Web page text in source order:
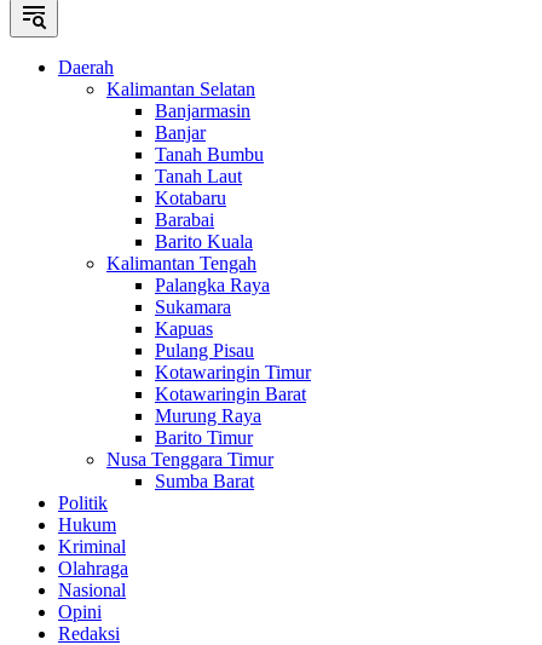
Daerah
Kalimantan Selatan
Banjarmasin
Banjar
Tanah Bumbu
Tanah Laut
Kotabaru
Barabai
Barito Kuala
Kalimantan Tengah
Palangka Raya
Sukamara
Kapuas
Pulang Pisau
Kotawaringin Timur
Kotawaringin Barat
Murung Raya
Barito Timur
Nusa Tenggara Timur
Sumba Barat
Politik
Hukum
Kriminal
Olahraga
Nasional
Opini
Redaksi